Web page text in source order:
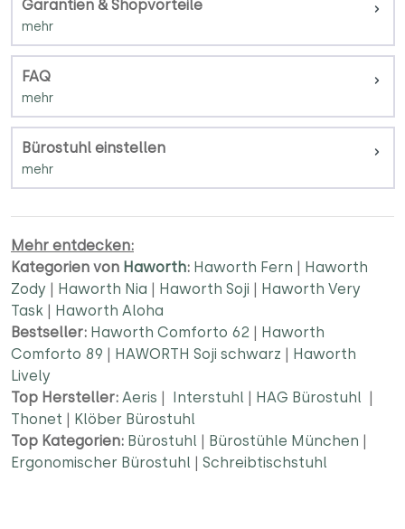
Garantien & Shopvorteile
FAQ
Bürostuhl einstellen
Mehr entdecken:
Kategorien von Haworth: Haworth Fern | Haworth
Zody | Haworth Nia | Haworth Soji | Haworth Very
Task | Haworth Aloha
Bestseller: Haworth Comforto 62 | Haworth
Comforto 89 | HAWORTH Soji schwarz | Haworth
Lively
Top Hersteller: Aeris | Interstuhl | HAG Bürostuhl |
Thonet | Klöber Bürostuhl
Top Kategorien: Bürostuhl | Bürostühle München |
Ergonomischer Bürostuhl | Schreibtischstuhl